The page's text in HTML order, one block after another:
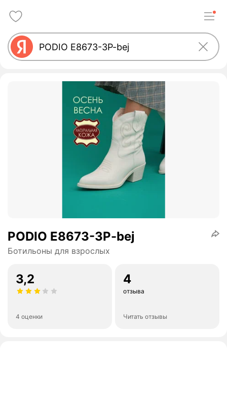
PODIO E8673-3P-bej
Ботильоны для взрослых
3,2
4 оценки
4
отзыва
Читать отзывы